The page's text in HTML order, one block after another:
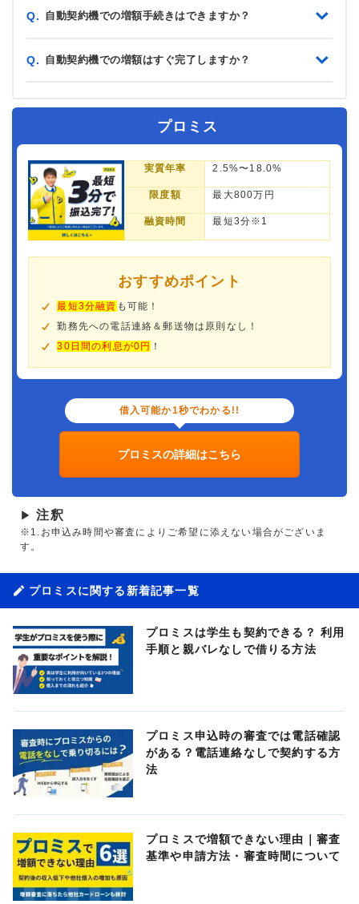
Q. 自動契約機での増額手続きはできますか？
Q. 自動契約機での増額はすぐ完了しますか？
プロミス
実質年率 2.5%〜18.0%
限度額 最大800万円
融資時間 最短3分※1
おすすめポイント
最短3分融資 も可能！
勤務先への電話連絡＆郵送物は原則なし！
30日間の利息が0円 ！
借入可能か1秒でわかる!!
プロミスの詳細はこちら
▶ 注釈
※1.お申込み時間や審査によりご希望に添えない場合がございま
す。
プロミスに関する新着記事一覧
プロミスは学生も契約できる？ 利用
手順と親バレなしで借りる方法
プロミス申込時の審査では電話確認
がある？電話連絡なしで契約する方
法
プロミスで増額できない理由｜審査
基準や申請方法・審査時間について